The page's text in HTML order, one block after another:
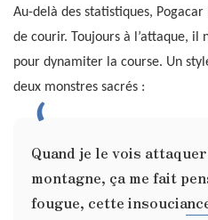
Au-delà des statistiques,
de courir. Toujours à l’attaque, il
pour dynamiter la course. Un
deux monstres sacrés :
Quand je le vois
montagne, ça me fait
fougue, cette